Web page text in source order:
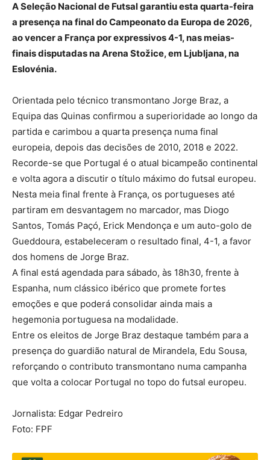
A Seleção Nacional de Futsal garantiu esta quarta-feira
a presença na final do Campeonato da Europa de 2026,
ao vencer a França por expressivos 4-1, nas meias-
finais disputadas na Arena Stožice, em Ljubljana, na
Eslovénia.
Orientada pelo técnico transmontano Jorge Braz, a
Equipa das Quinas confirmou a superioridade ao longo da
partida e carimbou a quarta presença numa final
europeia, depois das decisões de 2010, 2018 e 2022.
Recorde-se que Portugal é o atual bicampeão continental
e volta agora a discutir o título máximo do futsal europeu.
Nesta meia final frente à França, os portugueses até
partiram em desvantagem no marcador, mas Diogo
Santos, Tomás Paçó, Erick Mendonça e um auto-golo de
Gueddoura, estabeleceram o resultado final, 4-1, a favor
dos homens de Jorge Braz.
A final está agendada para sábado, às 18h30, frente à
Espanha, num clássico ibérico que promete fortes
emoções e que poderá consolidar ainda mais a
hegemonia portuguesa na modalidade.
Entre os eleitos de Jorge Braz destaque também para a
presença do guardião natural de Mirandela, Edu Sousa,
reforçando o contributo transmontano numa campanha
que volta a colocar Portugal no topo do futsal europeu.
Jornalista: Edgar Pedreiro
Foto: FPF